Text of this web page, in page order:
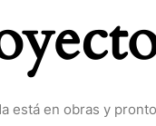
está en obras y